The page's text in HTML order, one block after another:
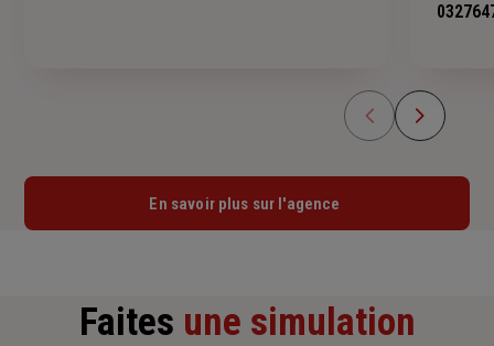
En savoir plus sur l'agence
Faites une simulation